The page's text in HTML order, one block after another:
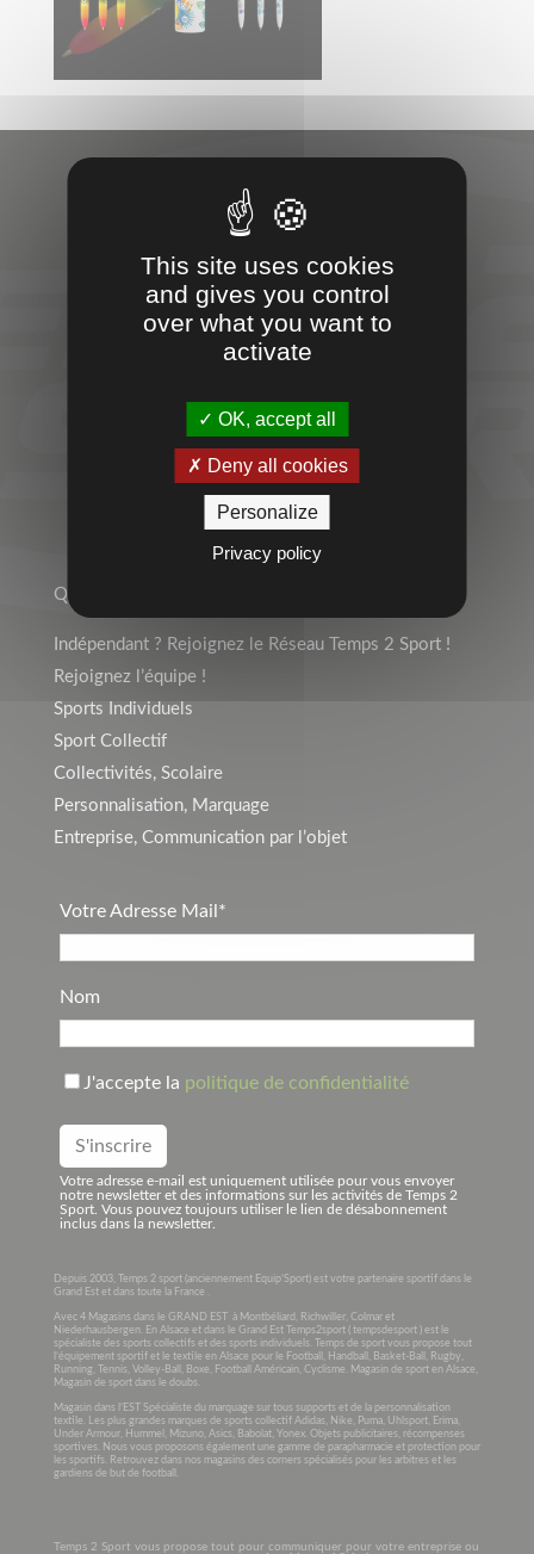
VOTRE
PARTENAIRE
SPORT &
ENTREPRISES
TEMPS 2 SPORT
Qui sommes-nous ?
Indépendant ? Rejoignez le Réseau Temps 2 Sport !
Rejoignez l’équipe !
Sports Individuels
Sport Collectif
Collectivités, Scolaire
Personnalisation, Marquage
Entreprise, Communication par l’objet
Votre Adresse Mail*
Nom
J'accepte la politique de confidentialité
Votre adresse e-mail est uniquement utilisée pour vous envoyer
notre newsletter et des informations sur les activités de Temps 2
Sport. Vous pouvez toujours utiliser le lien de désabonnement
inclus dans la newsletter.
Depuis 2003, Temps 2 sport (anciennement Equip’Sport) est votre partenaire sportif dans le
Grand Est et dans toute la France .
Avec 4 Magasins dans le GRAND EST à Montbéliard, Richwiller, Colmar et
Niederhausbergen. En Alsace et dans le Grand Est Temps2sport ( tempsdesport ) est le
spécialiste des sports collectifs et des sports individuels. Temps de sport vous propose tout
l’équipement sportif et le textile en Alsace pour le Football, Handball, Basket-Ball, Rugby,
Running, Tennis, Volley-Ball, Boxe, Football Américain, Cyclisme. Magasin de sport en Alsace,
Magasin de sport dans le doubs.
Magasin dans l’EST Spécialiste du marquage sur tous supports et de la personnalisation
textile. Les plus grandes marques de sports collectif Adidas, Nike, Puma, Uhlsport, Erima,
Under Armour, Hummel, Mizuno, Asics, Babolat, Yonex. Objets publicitaires, récompenses
sportives. Nous vous proposons également une gamme de parapharmacie et protection pour
les sportifs. Retrouvez dans nos magasins des corners spécialisés pour les arbitres et les
gardiens de but de football.
Temps 2 Sport vous propose tout pour communiquer pour votre entreprise ou
This site uses cookies
and gives you control
over what you want to
activate
OK, accept all
Deny all cookies
Personalize
Privacy policy